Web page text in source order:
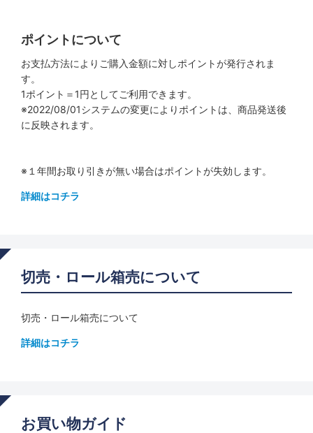
ポイントについて
お支払方法によりご購入金額に対しポイントが発行されま
す。
1ポイント＝1円としてご利用できます。
※2022/08/01システムの変更によりポイントは、商品発送後
に反映されます。
※１年間お取り引きが無い場合はポイントが失効します。
詳細はコチラ
切売・ロール箱売について
切売・ロール箱売について
詳細はコチラ
お買い物ガイド